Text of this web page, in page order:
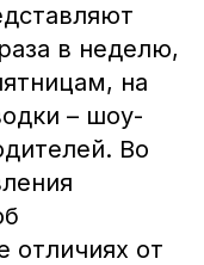
в неделю,
на
– шоу-
Во
отличиях от